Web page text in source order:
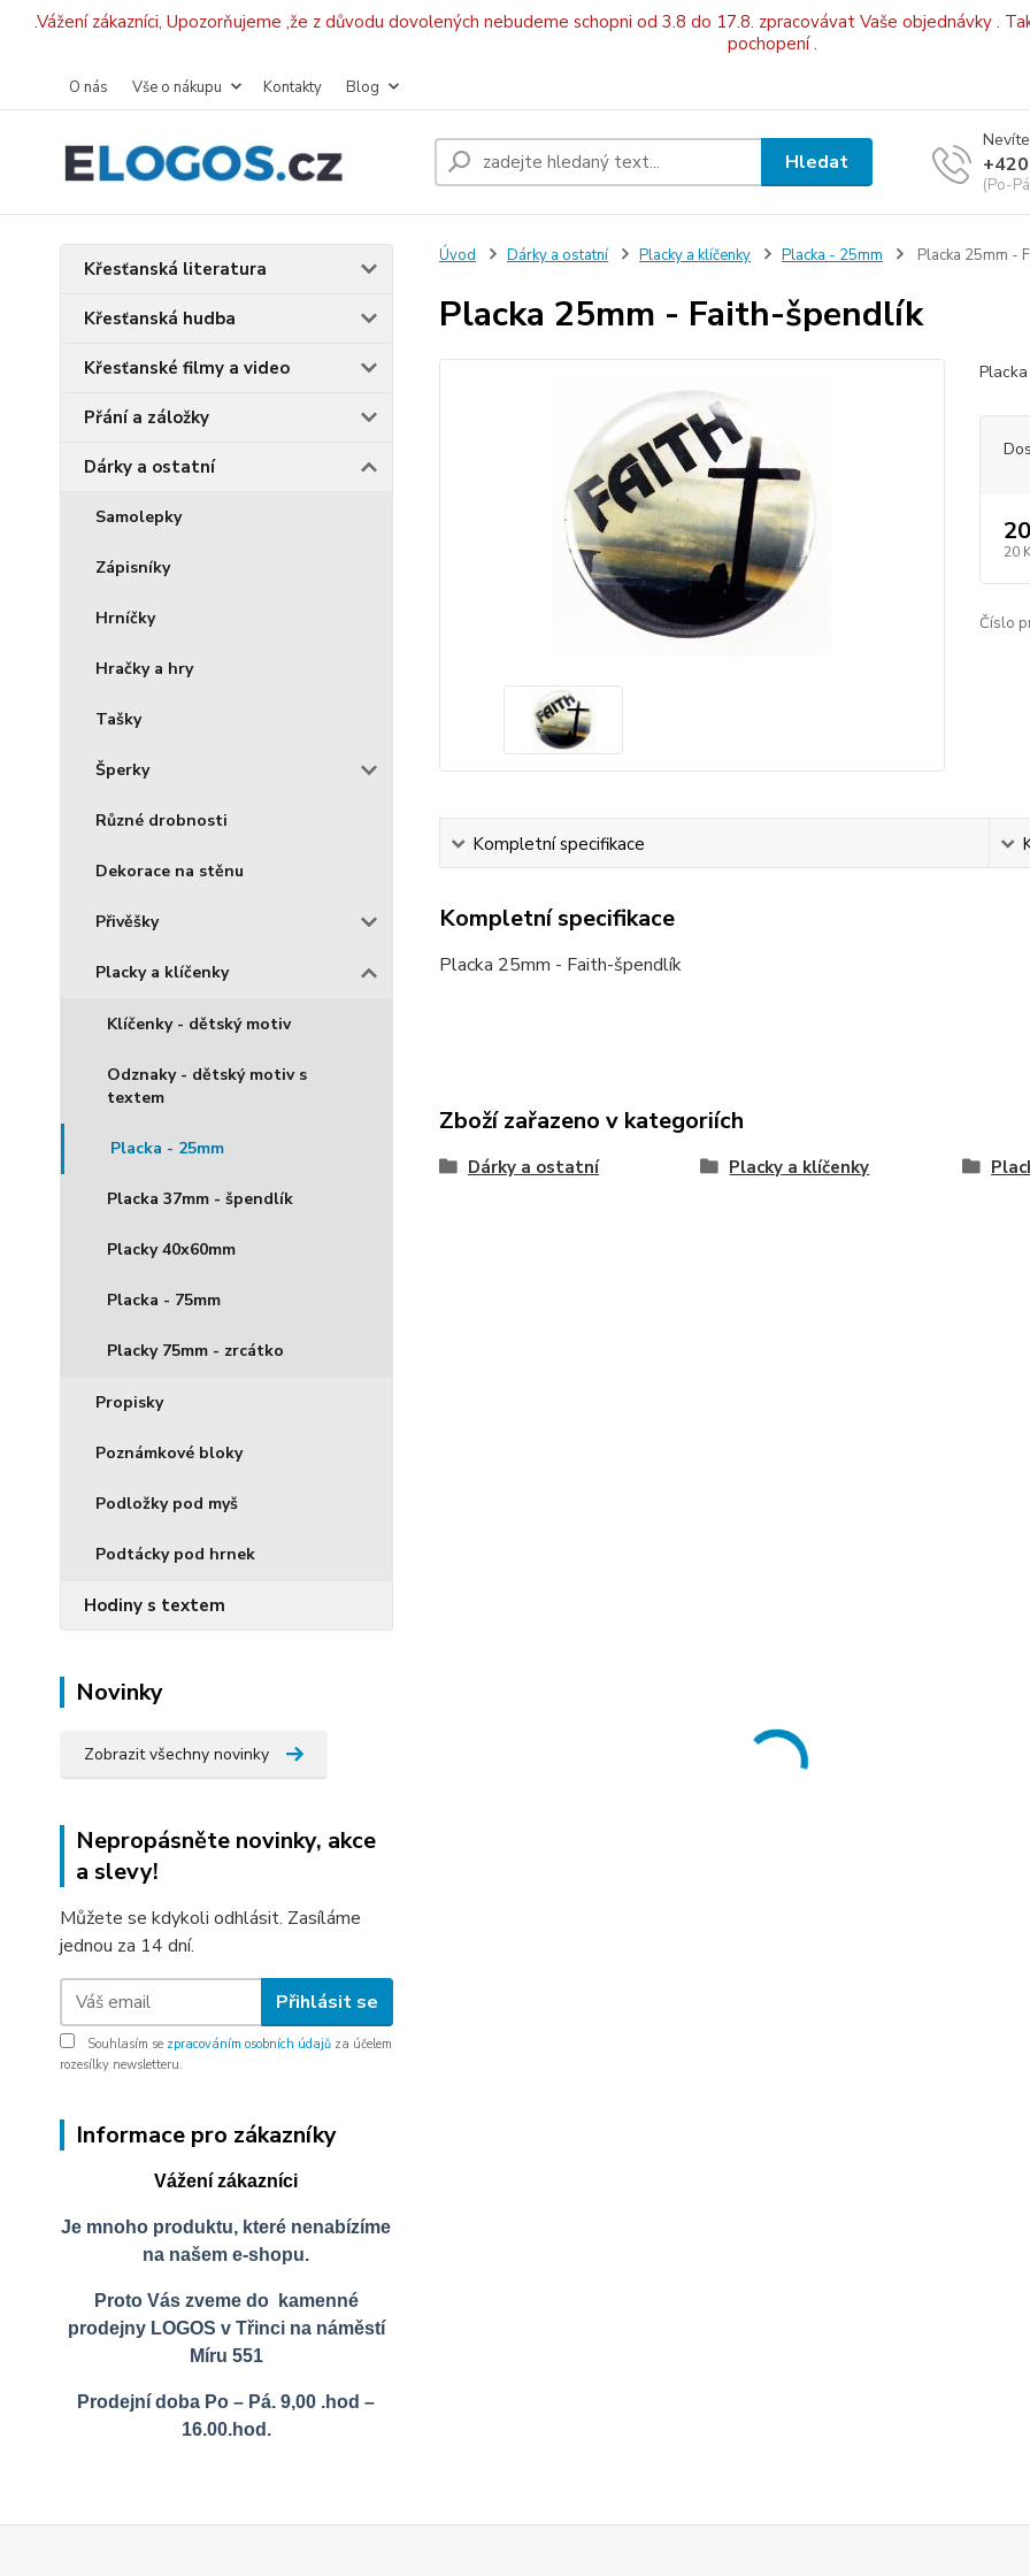
.Vážení zákazníci, Upozorňujeme ,že z důvodu dovolených nebudeme schopni od 3.8 do 17.8. zpracovávat Vaše objednávky .
pochopení .
O nás Vše o nákupu Kontakty Blog
Hledat
(Po-
Křesťanská literatura
Křesťanská hudba
Křesťanské filmy a video
Přání a záložky
Dárky a ostatní
Samolepky
Zápisníky
Hrníčky
Hračky a hry
Tašky
Šperky
Různé drobnosti
Dekorace na stěnu
Přivěšky
Placky a klíčenky
Klíčenky - dětský motiv
Odznaky - dětský motiv s
textem
Placka - 25mm
Placka 37mm - špendlík
Placky 40x60mm
Placka - 75mm
Placky 75mm - zrcátko
Propisky
Poznámkové bloky
Podložky pod myš
Podtácky pod hrnek
Hodiny s textem
Novinky
Zobrazit všechny novinky
Nepropásněte novinky, akce
a slevy!
Můžete se kdykoli odhlásit. Zasíláme
jednou za 14 dní.
Přihlásit se
Souhlasím se zpracováním osobních údajů za účelem
rozesílky newsletteru.
Informace pro zákazníky
Vážení zákazníci
Je mnoho produktu, které nenabízíme
na našem e-shopu.
Proto Vás zveme do kamenné
prodejny LOGOS v Třinci na náměstí
Míru 551
Prodejní doba Po – Pá. 9,00 .hod –
16.00.hod.
Úvod Dárky a ostatní Placky a klíčenky Placka - 25mm Placka 25mm -
Placka 25mm - Faith-špendlík
20
Číslo
Kompletní specifikace
Kompletní specifikace
Placka 25mm - Faith-špendlík
Zboží zařazeno v kategoriích
Dárky a ostatní Placky a klíčenky